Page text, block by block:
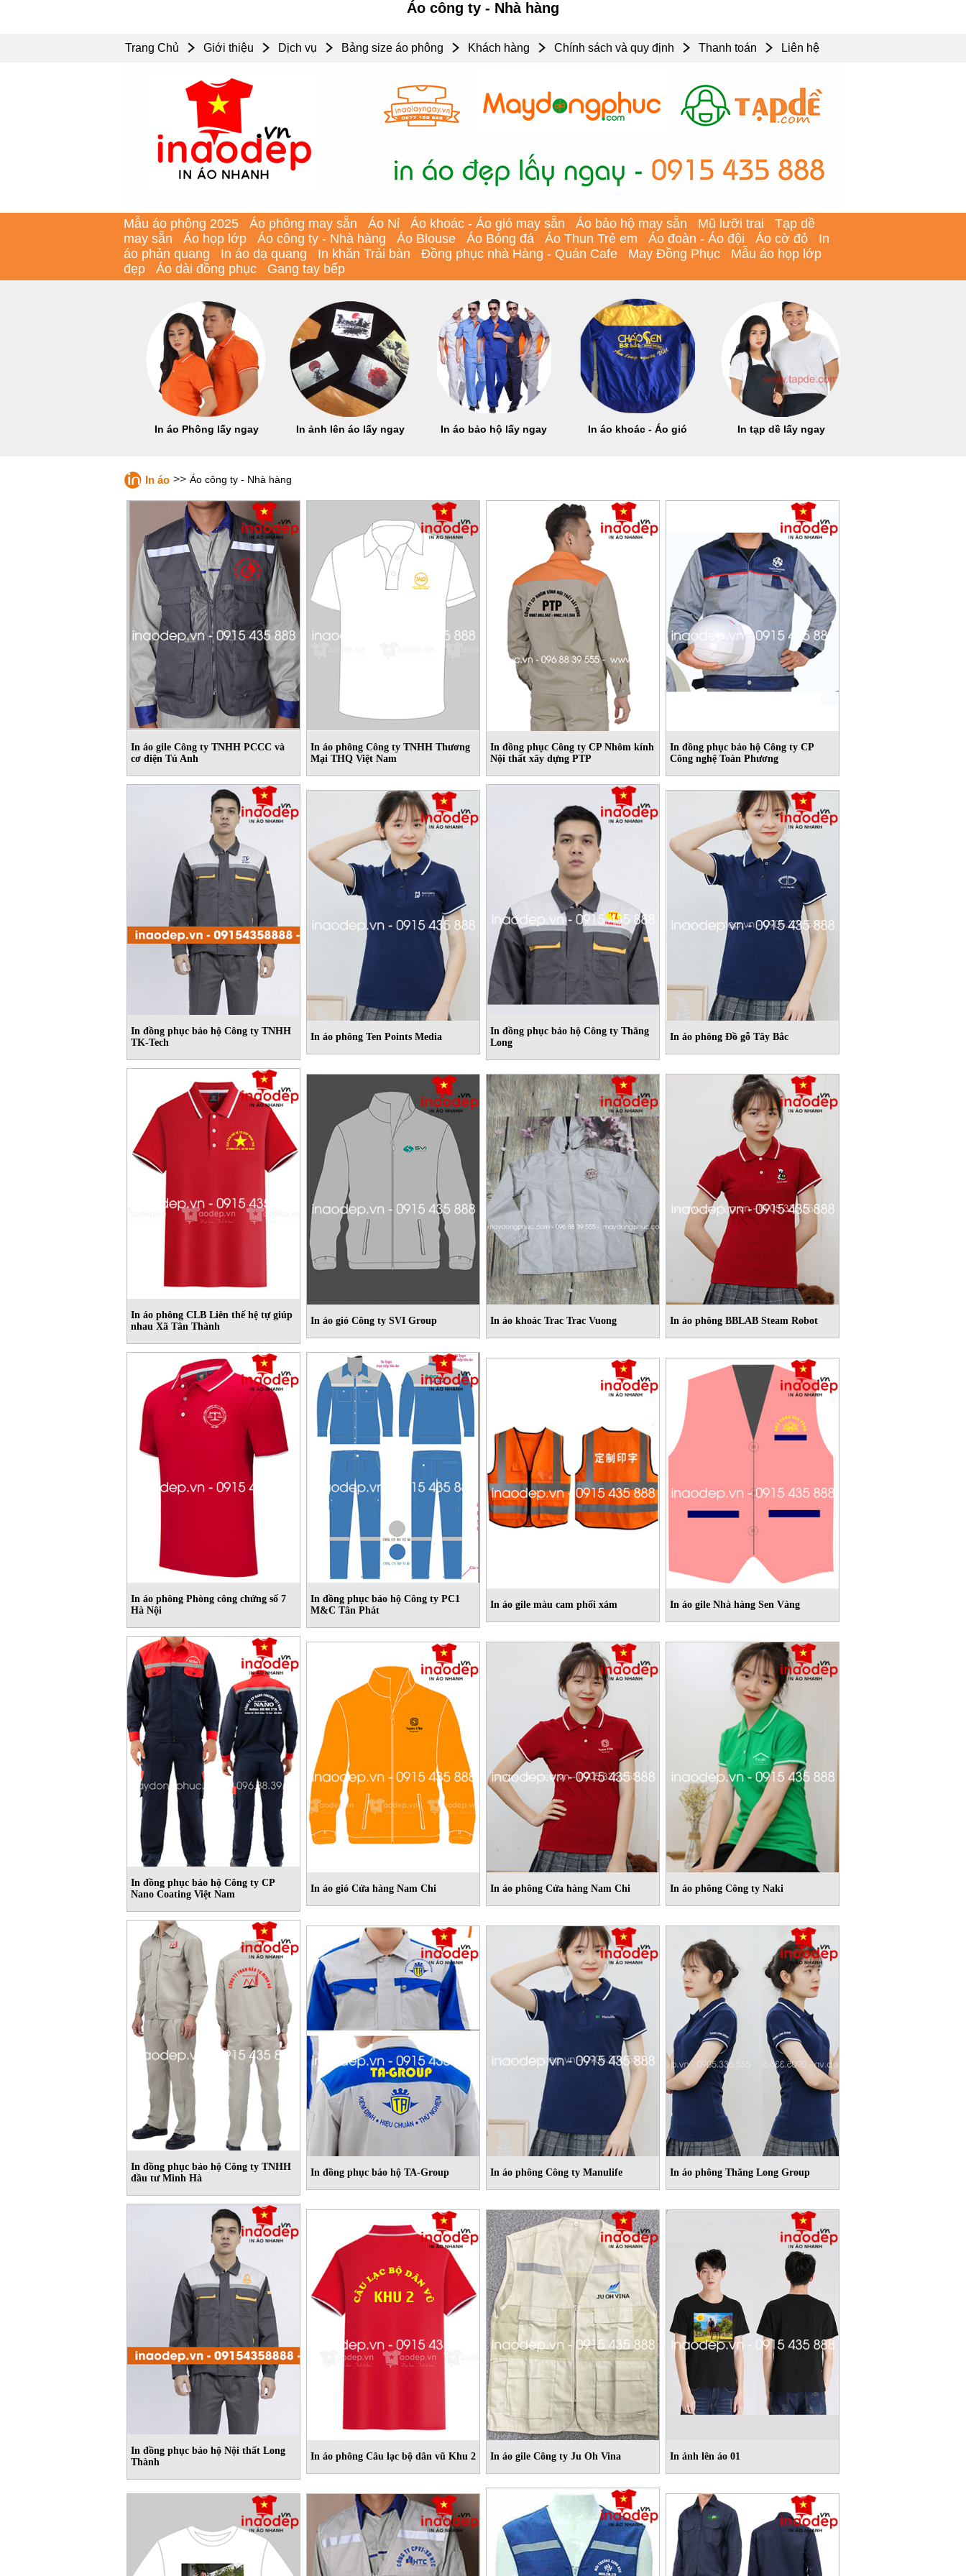
Áo công ty - Nhà hàng
Trang Chủ Giới thiệu Dịch vụ Bảng size áo phông Khách hàng Chính sách và quy định Thanh toán Liên hệ
Mẫu áo phông 2025 Áo phông may sẵn Áo Nỉ Áo khoác - Áo gió may sẵn Áo bảo hộ may sẵn Mũ lưỡi trai
Tạp dề
may sẵn
Áo họp lớp Áo công ty - Nhà hàng Áo Blouse Áo Bóng đá Áo Thun Trẻ em Áo đoàn - Áo đội Áo cờ đỏ
In
áo phản quang
In áo dạ quang In khăn Trải bàn Đồng phục nhà Hàng - Quán Cafe May Đồng Phục
Mẫu áo họp lớp
đẹp
Áo dài đồng phục Gang tay bếp
In áo Phông lấy ngay In ảnh lên áo lấy ngay In áo bảo hộ lấy ngay In áo khoác - Áo gió In tạp dề lấy ngay
In áo >> Áo công ty - Nhà hàng
In áo gile Công ty TNHH PCCC và
cơ điện Tú Anh
In áo phông Công ty TNHH Thương
Mại THQ Việt Nam
In đồng phục Công ty CP Nhôm kính
Nội thất xây dựng PTP
In đồng phục bảo hộ Công ty CP
Công nghệ Toàn Phương
In đồng phục bảo hộ Công ty TNHH
TK-Tech
In áo phông Ten Points Media
In đồng phục bảo hộ Công ty Thăng
Long
In áo phông Đồ gỗ Tây Bắc
In áo phông CLB Liên thế hệ tự giúp
nhau Xã Tân Thành
In áo gió Công ty SVI Group In áo khoác Trac Trac Vuong In áo phông BBLAB Steam Robot
In áo phông Phòng công chứng số 7
Hà Nội
In đồng phục bảo hộ Công ty PC1
M&C Tân Phát
In áo gile màu cam phối xám In áo gile Nhà hàng Sen Vàng
In đồng phục bảo hộ Công ty CP
Nano Coating Việt Nam
In áo gió Cửa hàng Nam Chi In áo phông Cửa hàng Nam Chi In áo phông Công ty Naki
In đồng phục bảo hộ Công ty TNHH
đầu tư Minh Hà
In đồng phục bảo hộ TA-Group In áo phông Công ty Manulife In áo phông Thăng Long Group
In đồng phục bảo hộ Nội thất Long
Thành
In áo phông Câu lạc bộ dân vũ Khu 2 In áo gile Công ty Ju Oh Vina In ảnh lên áo 01